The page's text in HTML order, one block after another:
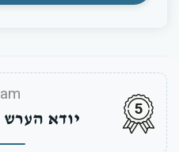
יודא הערש
5